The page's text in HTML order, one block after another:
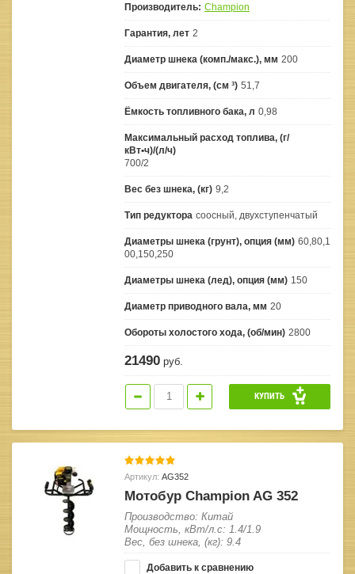
Производитель: Champion
Гарантия, лет 2
Диаметр шнека (комп./макс.), мм 200
Объем двигателя, (см ³) 51,7
Ёмкость топливного бака, л 0,98
Максимальный расход топлива, (г/
кВт•ч)/(л/ч)
700/2
Вес без шнека, (кг) 9,2
Тип редуктора соосный, двухступенчатый
Диаметры шнека (грунт), опция (мм) 60,80,1
00,150,250
Диаметры шнека (лед), опция (мм) 150
Диаметр приводного вала, мм 20
Обороты холостого хода, (об/мин) 2800
21490 руб.
КУПИТЬ
Артикул: AG352
Мотобур Champion AG 352
Производство: Китай
Мощность, кВт/л.с: 1.4/1.9
Вес, без шнека, (кг): 9.4
Добавить к сравнению